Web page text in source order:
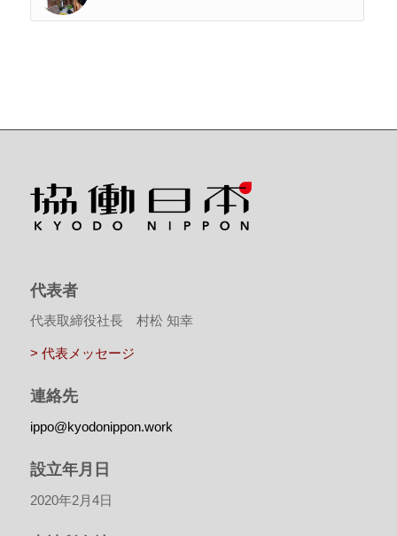
代表者
代表取締役社長 村松 知幸
> 代表メッセージ
連絡先
ippo@kyodonippon.work
設立年月日
2020年2月4日